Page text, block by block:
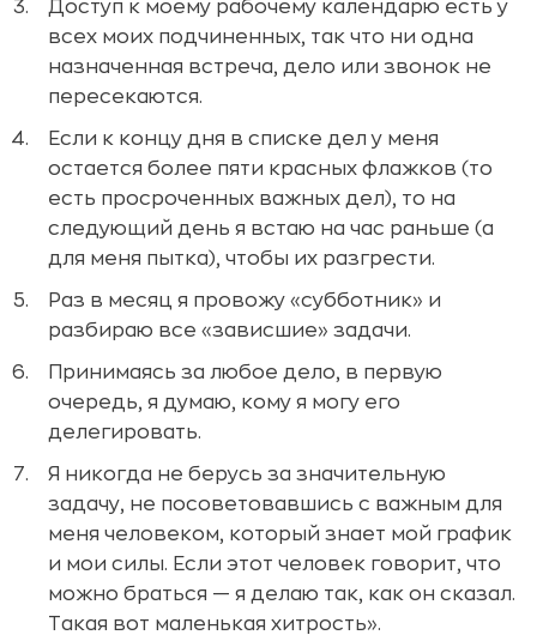
Доступ к моему рабочему календарю есть у
всех моих подчиненных, так что ни одна
назначенная встреча, дело или звонок не
пересекаются.
Если к концу дня в списке дел у меня
остается более пяти красных флажков (то
есть просроченных важных дел), то на
следующий день я встаю на час раньше (а
для меня пытка), чтобы их разгрести.
Раз в месяц я провожу «субботник» и
разбираю все «зависшие» задачи.
Принимаясь за любое дело, в первую
очередь, я думаю, кому я могу его
делегировать.
Я никогда не берусь за значительную
задачу, не посоветовавшись с важным для
меня человеком, который знает мой график
и мои силы. Если этот человек говорит, что
можно браться — я делаю так, как он сказал.
Такая вот маленькая хитрость».